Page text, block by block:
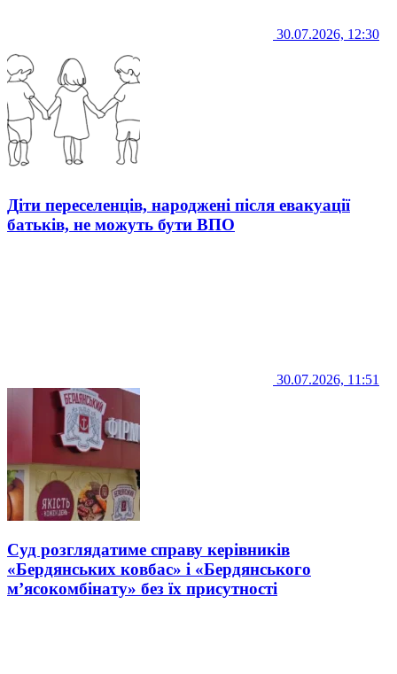
30.07.2026, 12:30
Діти переселенців, народжені після евакуації
батьків, не можуть бути ВПО
30.07.2026, 11:51
Суд розглядатиме справу керівників
«Бердянських ковбас» і «Бердянського
м’ясокомбінату» без їх присутності